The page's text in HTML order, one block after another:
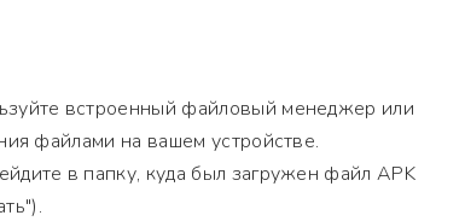
встроенный файловый менеджер или
файлами на вашем устройстве.
в папку, куда был загружен файл APK